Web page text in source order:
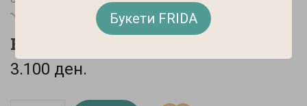
Зоран Рунчев – Руно
Bird of Grace
3.100 ден.
Букети FRIDA